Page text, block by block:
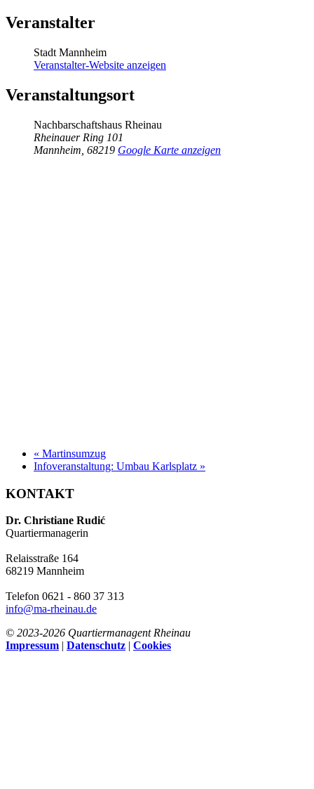
Veranstalter
Stadt Mannheim
Veranstalter-Website anzeigen
Veranstaltungsort
Nachbarschaftshaus Rheinau
Rheinauer Ring 101
Mannheim 68219 Google Karte anzeigen
« Martinsumzug
Infoveranstaltung: Umbau Karlsplatz »
KONTAKT
Dr. Christiane Rudić
Quartiermanagerin
Relaisstraße 164
68219 Mannheim
Telefon 0621 - 860 37 313
info@ma-rheinau.de
© 2023-2026 Quartiermanagent Rheinau
Impressum | Datenschutz | Cookies